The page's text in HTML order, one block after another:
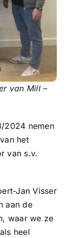
van Mill –
2024 nemen
het
van s.v.
Jan Visser
aan de
waar we ze
heel